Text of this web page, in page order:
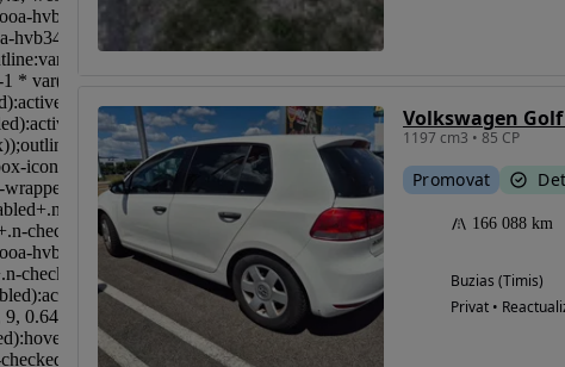
finantare
Volkswagen
1197 cm3 • 85 CP
Promovat
166 088 km
Buzias (Timis)
Privat •